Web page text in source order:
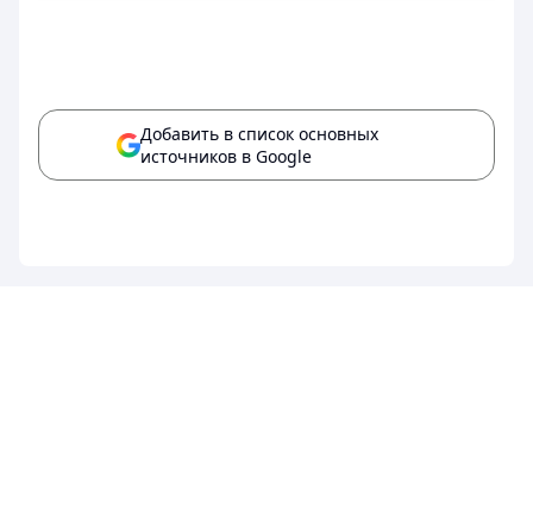
Добавить в список основных
источников в Google